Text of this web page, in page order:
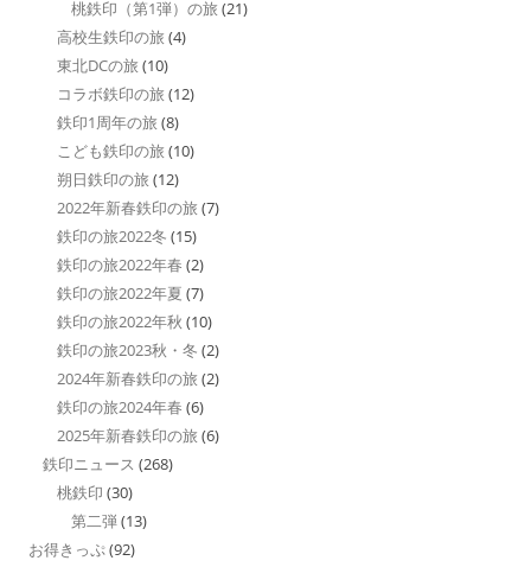
桃鉄印（第1弾）の旅 (21)
高校生鉄印の旅 (4)
東北DCの旅 (10)
コラボ鉄印の旅 (12)
鉄印1周年の旅 (8)
こども鉄印の旅 (10)
朔日鉄印の旅 (12)
2022年新春鉄印の旅 (7)
鉄印の旅2022冬 (15)
鉄印の旅2022年春 (2)
鉄印の旅2022年夏 (7)
鉄印の旅2022年秋 (10)
鉄印の旅2023秋・冬 (2)
2024年新春鉄印の旅 (2)
鉄印の旅2024年春 (6)
2025年新春鉄印の旅 (6)
鉄印ニュース (268)
桃鉄印 (30)
第二弾(13)
お得きっぷ(92)